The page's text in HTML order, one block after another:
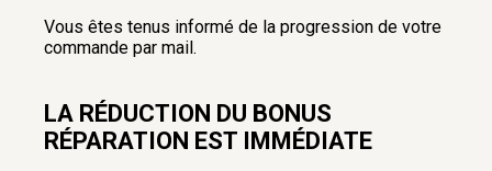
Vous êtes tenus informé de la progression de votre
commande par mail.
LA RÉDUCTION DU BONUS
RÉPARATION EST IMMÉDIATE